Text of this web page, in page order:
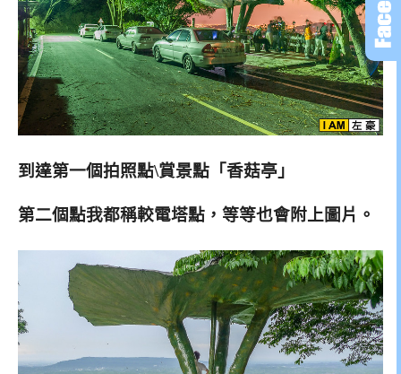
到達第一個拍照點\賞景點「香菇亭」
第二個點我都稱較電塔點，等等也會附上圖片。